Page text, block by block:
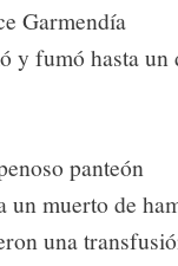
Garmendía
y fumó hasta un
panteón
un muerto de
una